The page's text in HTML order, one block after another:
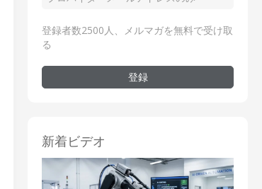
登録者数2500人、メルマガを無料で受け取
る
登録
新着ビデオ